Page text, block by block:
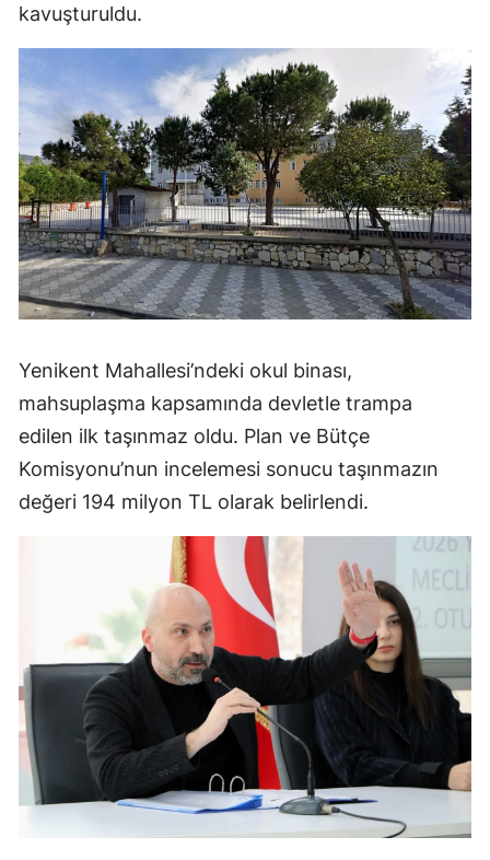
kavuşturuldu.
Yenikent Mahallesi’ndeki okul binası,
mahsuplaşma kapsamında devletle trampa
edilen ilk taşınmaz oldu. Plan ve Bütçe
Komisyonu’nun incelemesi sonucu taşınmazın
değeri 194 milyon TL olarak belirlendi.